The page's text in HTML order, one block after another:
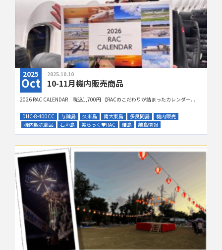
2025
Oct
2025.10.10
10-11月機内販売商品
2026 RAC CALENDAR 税込1,700円 【RACのこだわりが詰まったカレンダー...
DHC-8-400CC 与論島 久米島 南大東島 多良間島
機内販売
機内販売商品
石垣島 美らっく ♥RAC 離島 離島情報